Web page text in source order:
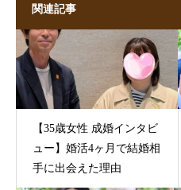
関連記事
【35歳女性 成婚インタビ
ュー】婚活4ヶ月で結婚相
手に出会えた理由